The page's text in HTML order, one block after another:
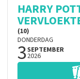
HARRY
(10)
DONDERDAG
3SEPTEMBER
2026